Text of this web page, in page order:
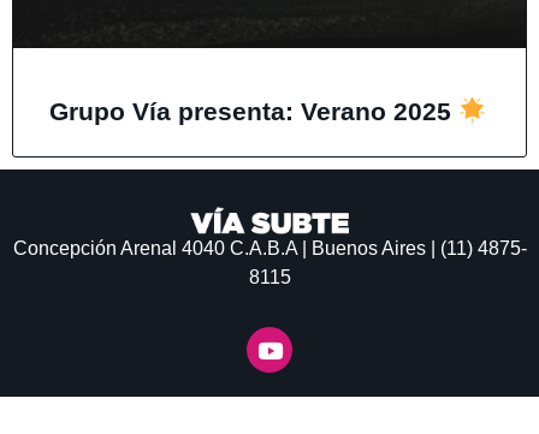
Grupo Vía presenta: Verano 2025
Concepción Arenal 4040C.A.B.A | Buenos Aires | (11) 4875-
8115